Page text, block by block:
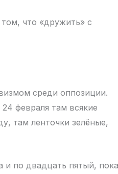
что «дружить» с
среди оппозиции.
февраля там всякие
там ленточки зелёные,
и по двадцать пятый, пока